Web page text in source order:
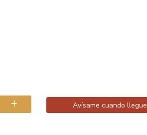
Avísame cuando llegue